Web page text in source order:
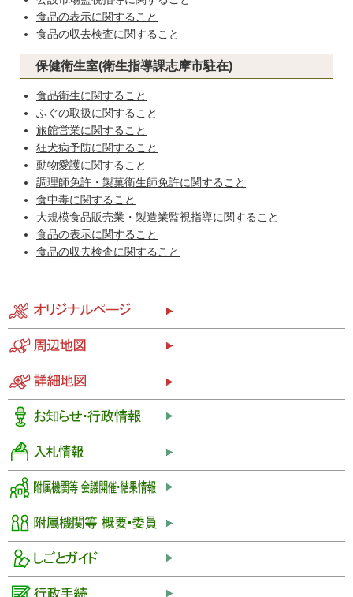
食品の表示に関すること
食品の収去検査に関すること
保健衛生室(衛生指導課志摩市駐在)
食品衛生に関すること
ふぐの取扱に関すること
旅館営業に関すること
狂犬病予防に関すること
動物愛護に関すること
調理師免許・製菓衛生師免許に関すること
食中毒に関すること
大規模食品販売業・製造業監視指導に関すること
食品の表示に関すること
食品の収去検査に関すること